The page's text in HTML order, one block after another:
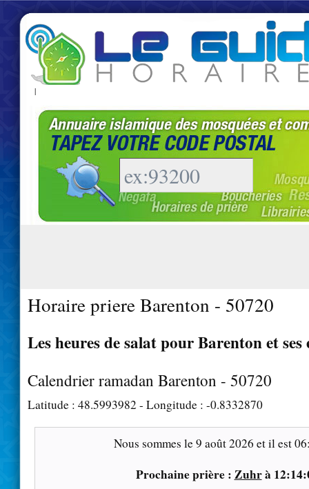
|
Horaire priere Barenton - 50720
Les heures de salat pour Barenton et ses
Calendrier ramadan Barenton - 50720
Latitude : 48.5993982 - Longitude : -0.8332870
Nous sommes le9 août 2026 et il est
Prochaine prière : Zuhrà